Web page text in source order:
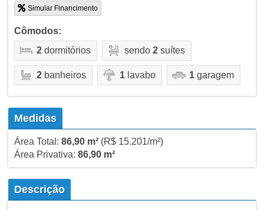
Simular Financimento
Cômodos:
2dormitórios sendo 2suítes
2banheiros 1lavabo 1garagem
Medidas
Área Total: 86,90 m²(R$ 15.201/m²)
Área Privativa: 86,90 m²
Descrição